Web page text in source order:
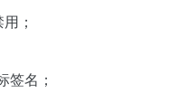
；
签名；